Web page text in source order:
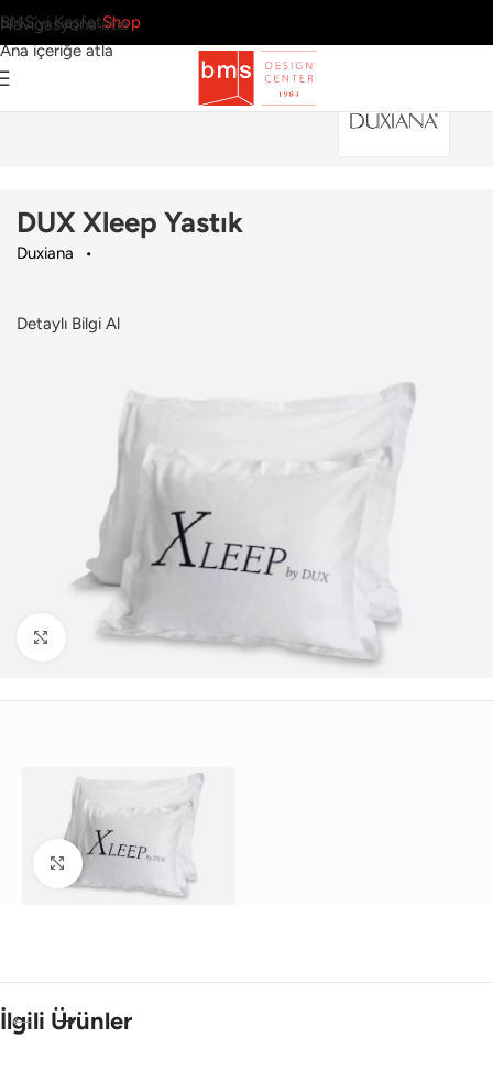
Navigasyona atla
Ana içeriğe atla
BMS’yi KeşfetShop
Duxiana›DUX Xleep Yastık
DUX Xleep Yastık
Duxiana
Detaylı Bilgi Al
Büyütmek için tıklayın
Büyütmek için tıklayın
İlgili Ürünler